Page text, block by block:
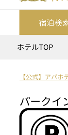
宿泊検
ホテルTOP
【公式】アパ
パークイ